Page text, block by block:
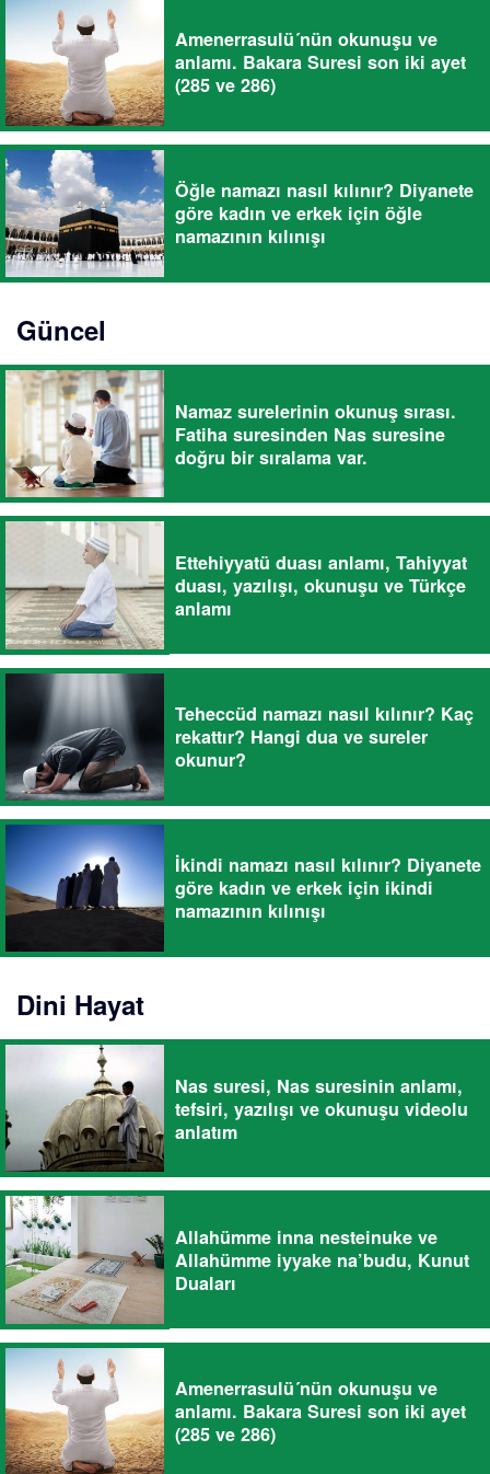
Amenerrasulü´nün okunuşu ve
anlamı. Bakara Suresi son iki ayet
(285 ve 286)
Öğle namazı nasıl kılınır? Diyanete
göre kadın ve erkek için öğle
namazının kılınışı
Güncel
Namaz surelerinin okunuş sırası.
Fatiha suresinden Nas suresine
doğru bir sıralama var.
Ettehiyyatü duası anlamı, Tahiyyat
duası, yazılışı, okunuşu ve Türkçe
anlamı
Teheccüd namazı nasıl kılınır? Kaç
rekattır? Hangi dua ve sureler
okunur?
İkindi namazı nasıl kılınır? Diyanete
göre kadın ve erkek için ikindi
namazının kılınışı
Dini Hayat
Nas suresi, Nas suresinin anlamı,
tefsiri, yazılışı ve okunuşu videolu
anlatım
Allahümme inna nesteinuke ve
Allahümme iyyake na’budu, Kunut
Duaları
Amenerrasulü´nün okunuşu ve
anlamı. Bakara Suresi son iki ayet
(285 ve 286)